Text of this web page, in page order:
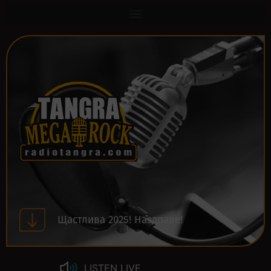
Щастлива 2025! Наздраве!
LISTEN LIVE